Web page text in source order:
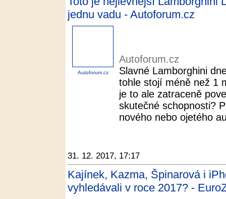
jednu vadu - Autoforum.cz
Autoforum.cz
Autoforum.cz
Slavné Lamborghini
tohle stojí méně než 1
je to ale zatraceně
skutečné schopnosti?
nového nebo ojetého
31. 12. 2017, 17:17
Kajínek, Kazma, Špinarová i
vyhledávali v roce 2017? -